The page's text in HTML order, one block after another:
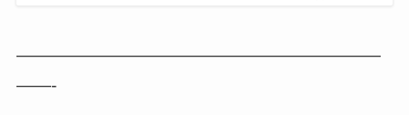
—————————————————————
——-